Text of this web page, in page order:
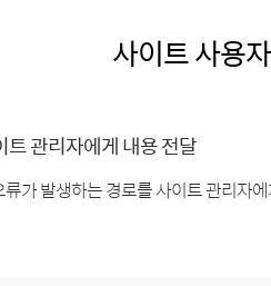
사이트 사용
트 관리자에게 내용 전달
류가 발생하는 경로를 사이트 관리자